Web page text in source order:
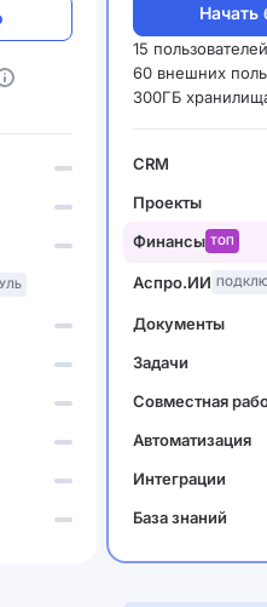
Начать
15 пользователей
60 внешних
300ГБ
CRM
Проекты
Финансы ТОП
Аспро.ИИ
Документы
Задачи
Совместная
Автоматизация
Интеграции
База знаний